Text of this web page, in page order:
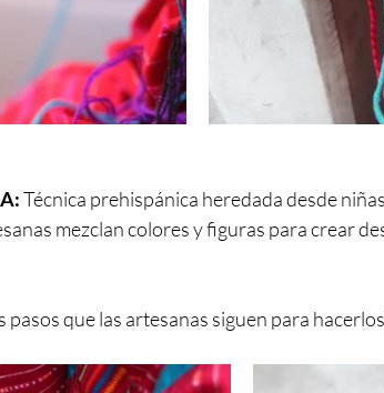
Técnica prehispánica heredada desde
mezclan colores y figuras para crear
pasos que las artesanas siguen para